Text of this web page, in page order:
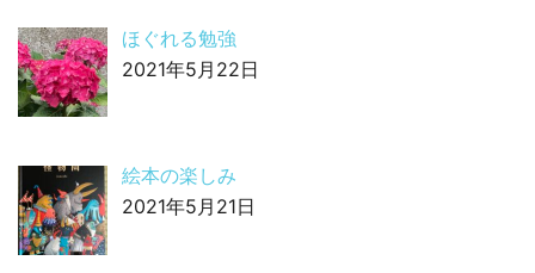
ほぐれる勉強
2021年5月22日
絵本の楽しみ
2021年5月21日